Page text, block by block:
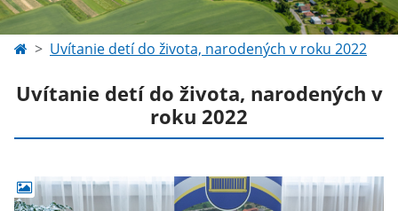
Uvítanie detí do života, narodených v roku 2022
Uvítanie detí do života, narodených v
roku 2022